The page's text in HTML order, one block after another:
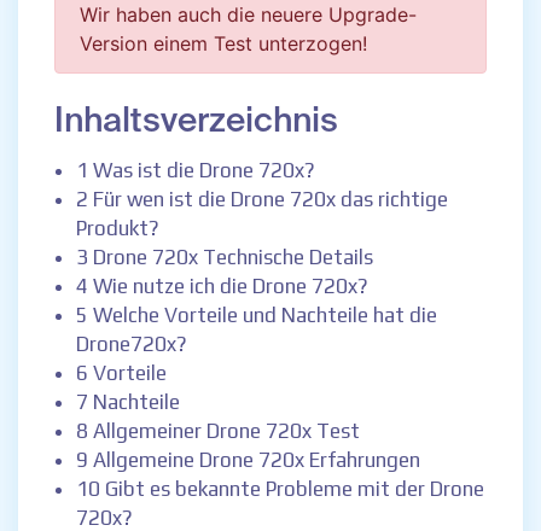
Wir haben auch die neuere Upgrade-
Version einem Test unterzogen!
Inhaltsverzeichnis
1 Was ist die Drone 720x?
2 Für wen ist die Drone 720x das richtige
Produkt?
3 Drone 720x Technische Details
4 Wie nutze ich die Drone 720x?
5 Welche Vorteile und Nachteile hat die
Drone720x?
6 Vorteile
7 Nachteile
8 Allgemeiner Drone 720x Test
9 Allgemeine Drone 720x Erfahrungen
10 Gibt es bekannte Probleme mit der Drone
720x?